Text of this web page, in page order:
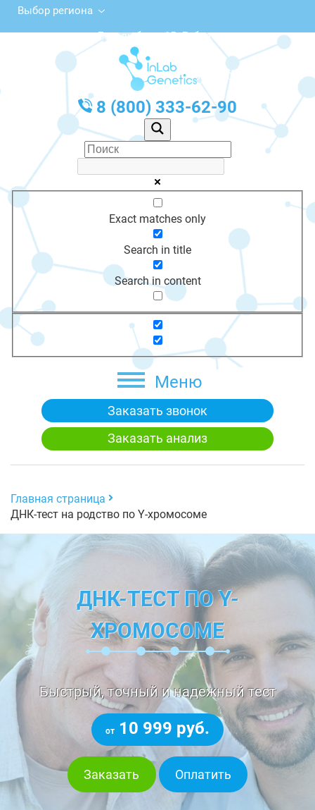
Выбор региона
просп. Боголюбова, 15, Дубна
с 10:00 до 20:00
График работы: Пн-Пт с 10:00 до 20:00
8 (800) 333-62-90
Exact matches only
Search in title
Search in content
Меню
Заказать звонок
Заказать анализ
Главная страница
ДНК-тест на родство по Y-хромосоме
ДНК-ТЕСТ ПО Y-
ХРОМОСОМЕ
Быстрый, точный и надежный тест
от 10 999 руб.
Заказать Оплатить